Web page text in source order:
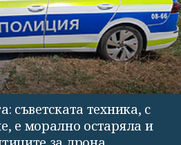
съветската техника, с
е морално остаряла и